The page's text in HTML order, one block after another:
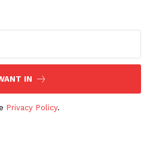
IN
Privacy Policy.